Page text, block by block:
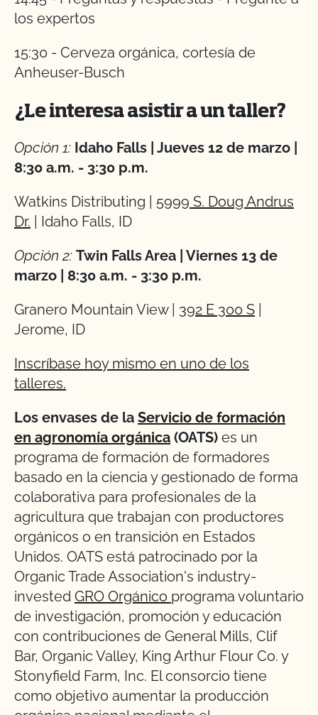
los expertos
15:30 - Cerveza orgánica, cortesía de
Anheuser-Busch
¿Le interesa asistir a un taller?
Opción 1: Idaho Falls | Jueves 12 de marzo |
8:30 a.m. - 3:30 p.m.
Watkins Distributing | 5999 S. Doug Andrus
Dr. | Idaho Falls, ID
Opción 2: Twin Falls Area | Viernes 13 de
marzo | 8:30 a.m. - 3:30 p.m.
Granero Mountain View | 392 E 300 S
Jerome, ID
Inscríbase hoy mismo en uno de los
talleres.
Los envases de la Servicio de formación
en agronomía orgánica (OATS) es un
programa de formación de formadores
basado en la ciencia y gestionado de forma
colaborativa para profesionales de la
agricultura que trabajan con productores
orgánicos o en transición en Estados
Unidos. OATS está patrocinado por la
Organic Trade Association's industry-
invested GRO Orgánico programa voluntario
de investigación, promoción y educación
con contribuciones de General Mills, Clif
Bar, Organic Valley, King Arthur Flour Co. y
Stonyfield Farm, Inc. El consorcio tiene
como objetivo aumentar la producción